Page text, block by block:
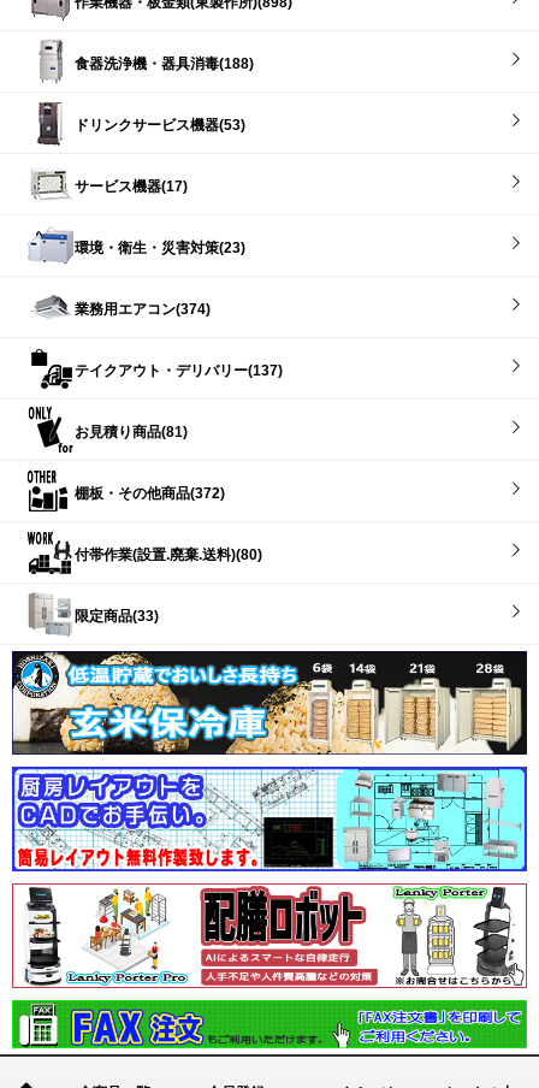
食器洗浄機・器具消毒(188)
ドリンクサービス機器(53)
サービス機器(17)
環境・衛生・災害対策(23)
業務用エアコン(374)
テイクアウト・デリバリー(137)
お見積り商品(81)
棚板・その他商品(372)
付帯作業(設置.廃棄.送料)(80)
限定商品(33)